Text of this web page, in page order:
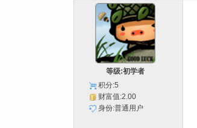
等级:初学者
积分:5
财富值:2.00
身份:普通用户